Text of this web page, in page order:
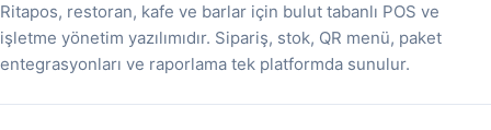
Ritapos, restoran, kafe ve barlar için bulut tabanlı POS ve
işletme yönetim yazılımıdır. Sipariş, stok, QR menü, paket
entegrasyonları ve raporlama tek platformda sunulur.